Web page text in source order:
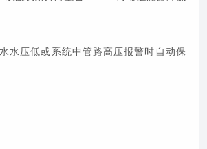
水压低或系统中管路高压报警时自动保